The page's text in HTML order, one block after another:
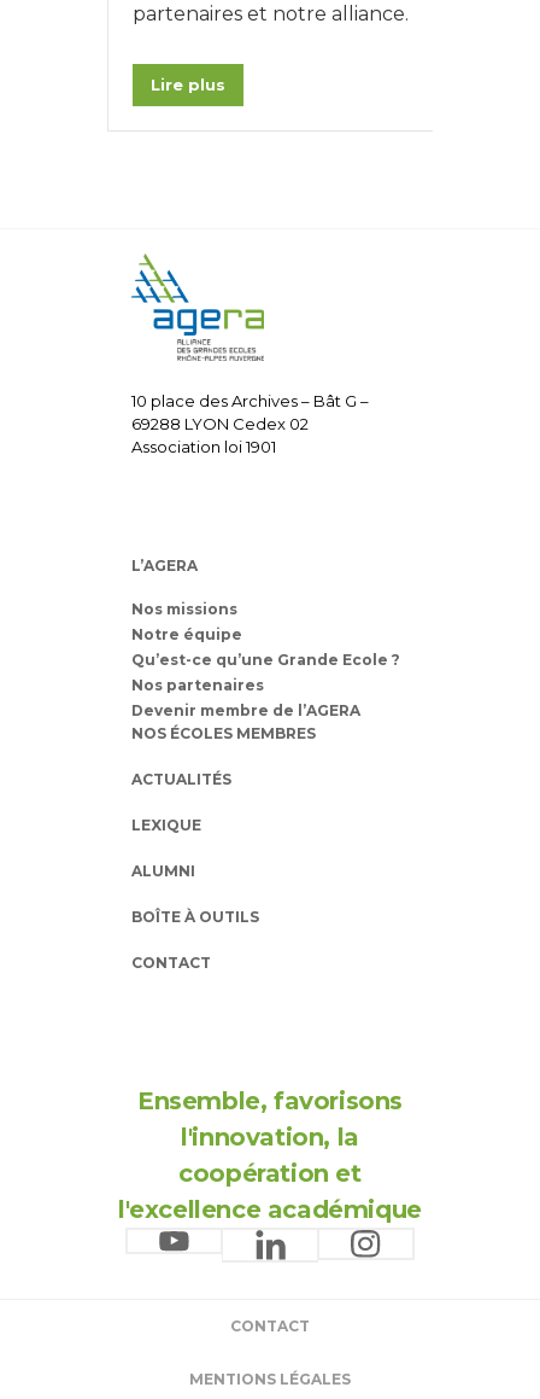
partenaires et notre alliance.
Lire plus
10 place des Archives – Bât G –
69288 LYON Cedex 02
Association loi 1901
L’AGERA
Nos missions
Notre équipe
Qu’est-ce qu’une Grande Ecole ?
Nos partenaires
Devenir membre de l’AGERA
NOS ÉCOLES MEMBRES
ACTUALITÉS
LEXIQUE
ALUMNI
BOÎTE À OUTILS
CONTACT
Ensemble, favorisons
l'innovation, la
coopération et
l'excellence académique
CONTACT
MENTIONS LÉGALES